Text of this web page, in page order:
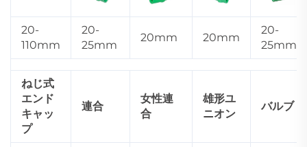
20-
110mm
20-
25mm
20mm 20mm
20-
25mm
ねじ式
エンド
キャッ
プ
連合
女性連
合
雄形ユ
ニオン
バルブ